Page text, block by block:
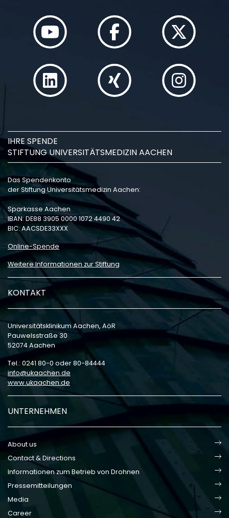
IHRE SPENDE
STIFTUNG UNIVERSITÄTSMEDIZIN AACHEN
Das Spendenkonto
der Stiftung Universitätsmedizin Aachen:
Sparkasse Aachen
IBAN: DE88 3905 0000 1072 4490 42
BIC: AACSDE33XXX
Online-Spende
Weitere Informationen zur Stiftung
KONTAKT
Universitätsklinikum Aachen, AöR
Pauwelsstraße 30
52074 Aachen
Tel.: 0241 80-0 oder 80-84444
info
ukaachen de
www.ukaachen.de
UNTERNEHMEN
About us
Contact & Directions
Informationen zum Betrieb von Drohnen
Pressemitteilungen
Media
Career